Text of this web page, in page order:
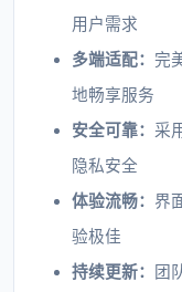
用户需求
多端适配： 完
地畅享服务
安全可靠： 采
隐私安全
体验流畅： 界
验极佳
持续更新：
团